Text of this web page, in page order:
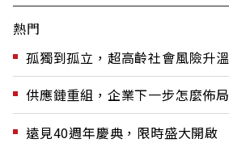
熱門
孤獨到孤立，超高齡社會風險升溫
供應鏈重組，企業下一步怎麼佈局
遠見40週年慶典，限時盛大開啟